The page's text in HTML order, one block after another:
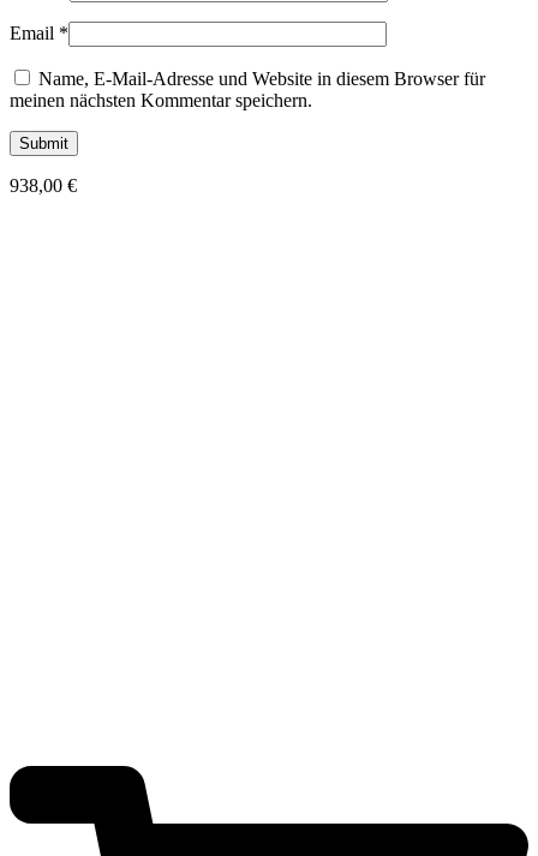
Email *
Name, E-Mail-Adresse und Website in diesem Browser für
meinen nächsten Kommentar speichern.
938,00 €